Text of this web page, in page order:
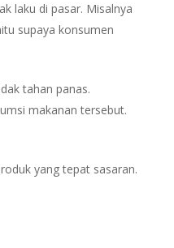
laku di pasar. Misalnya
supaya konsumen
tahan panas.
makanan tersebut.
yang tepat sasaran.